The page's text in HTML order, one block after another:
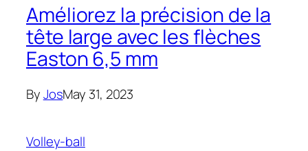
Améliorez la précision de la
tête large avec les flèches
Easton 6,5 mm
ByJosMay 31, 2023
Volley-ball